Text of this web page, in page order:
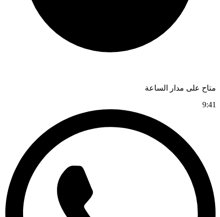
متاح على مدار الساعة
9:41